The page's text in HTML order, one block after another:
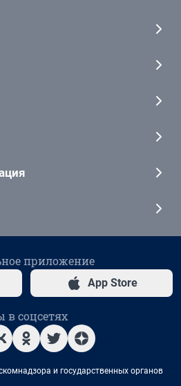
приложение
App Store
соцсетях
и государственных органов